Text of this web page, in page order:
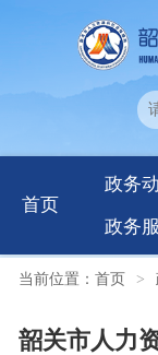
首页
政务
政务
当前位置： 首页 >
韶关市人力